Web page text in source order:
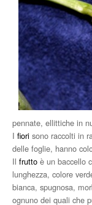
pennate, ellittiche in
I fiori sono raccolti in
delle foglie, hanno
Il frutto è un baccello
lunghezza, colore
bianca, spugnosa,
ognuno dei quali che